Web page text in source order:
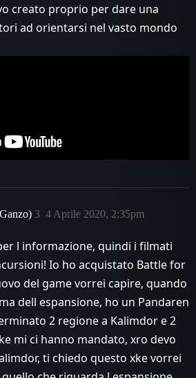
creato proprio per dare una
ad orientarsi nel vasto mondo
4 Aprile 2020, 2:35pm
3
l informazione, quindi i filmati
Io ho acquistato Battle for
del game vorrei capire, quando
dell espansione, ho un Pandaren
2 regione a Kalimdor e 2
mi ci hanno mandato, xro devo
ti chiedo questo xke vorrei